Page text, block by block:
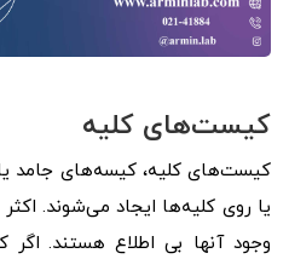
کیست‌های کلیه
کیست‌های کلیه، کیسه‌های جامد
یا روی کلیه‌ها ایجاد می‌شوند.
وجود آنها بی اطلاع هستند.